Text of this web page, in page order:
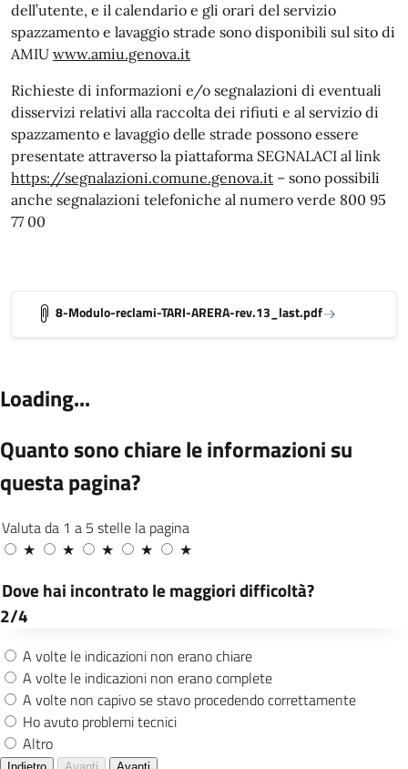
dell’utente, e il calendario e gli orari del servizio
spazzamento e lavaggio strade sono disponibili sul sito di
AMIU www.amiu.genova.it
Richieste di informazioni e/o segnalazioni di eventuali
disservizi relativi alla raccolta dei rifiuti e al servizio di
spazzamento e lavaggio delle strade possono essere
presentate attraverso la piattaforma SEGNALACI al link
https://segnalazioni.comune.genova.it – sono possibili
anche segnalazioni telefoniche al numero verde 800 95
77 00
8-Modulo-reclami-TARI-ARERA-rev.13_last.pdf